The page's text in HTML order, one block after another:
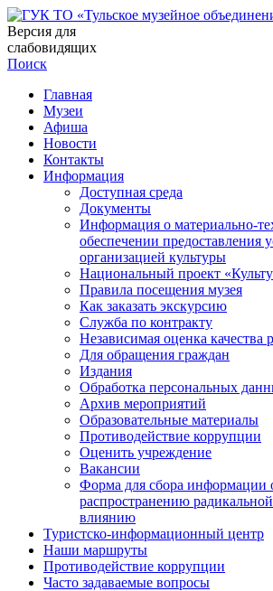
Версия для
слабовидящих
Поиск
Главная
Музеи
Афиша
Новости
Контакты
Информация
Доступная среда
Документы
Информация о материально-
обеспечении предоставления
организацией культуры
Национальный проект
Правила посещения музея
Как заказать экскурсию
Служба по контракту
Независимая оценка качества
Для обращения граждан
Издания
Обработка персональных
Архив мероприятий
Образовательные материалы
Противодействие коррупции
Оценить учреждение
Вакансии
Форма для сбора информации
распространению
влиянию
Туристско-информационный центр
Наши маршруты
Противодействие коррупции
Часто задаваемые вопросы